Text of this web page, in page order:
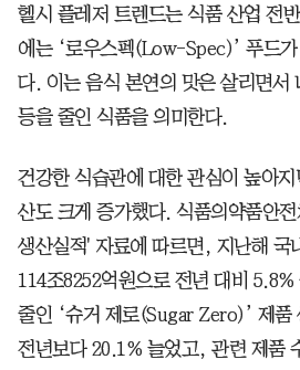
헬시 플레저 트렌드는 식품 산업 전
에는 ‘로우스펙(Low-Spec)’ 푸드
다. 이는 음식 본연의 맛은 살리면서
등을 줄인 식품을 의미한다.
건강한 식습관에 대한 관심이 높아
산도 크게 증가했다. 식품의약품안
생산실적' 자료에 따르면, 지난해 국
114조8252억원으로 전년 대비
줄인 ‘슈거 제로(Sugar Zero)’ 제품
전년보다 20.1% 늘었고, 관련 제품